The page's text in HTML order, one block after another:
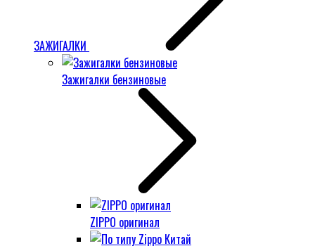
ЗАЖИГАЛКИ
Зажигалки бензиновые
ZIPPO оригинал